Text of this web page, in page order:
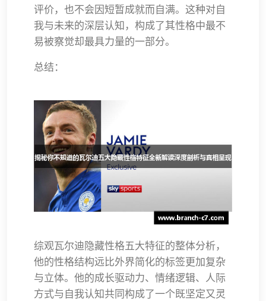
评价，也不会因短暂成就而自满。这种对自
我与未来的深层认知，构成了其性格中最不
易被察觉却最具力量的一部分。
总结：
综观瓦尔迪隐藏性格五大特征的整体分析，
他的性格结构远比外界简化的标签更加复杂
与立体。他的成长驱动力、情绪逻辑、人际
方式与自我认知共同构成了一个既坚定又灵